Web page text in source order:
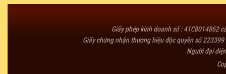
Giấy phép kinh doanh số : 41C8014862
Giấy chứng nhận thương hiệu độc quyền số
Người đại